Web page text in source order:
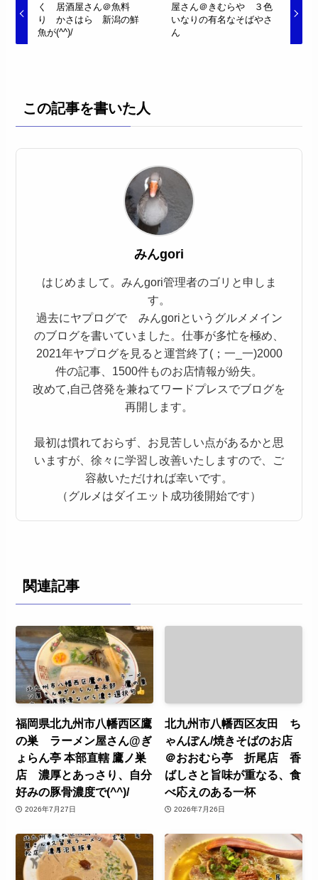
く 居酒屋さん＠魚料
り かさはら 新潟の鮮
魚が(^^)/
屋さん＠きむらや ３色
いなりの有名なそばやさ
ん
この記事を書いた人
みんgori
はじめまして。みんgori管理者のゴリと申しま
す。
過去にヤプログで みんgoriというグルメメイン
のブログを書いていました。仕事が多忙を極め、
2021年ヤプログを見ると運営終了(；一_一)2000
件の記事、1500件ものお店情報が紛失。
改めて,自己啓発を兼ねてワードプレスでブログを
再開します。
最初は慣れておらず、お見苦しい点があるかと思
いますが、徐々に学習し改善いたしますので、ご
容赦いただければ幸いです。
（グルメはダイエット成功後開始です）
関連記事
福岡県北九州市八幡西区鷹
の巣 ラーメン屋さん@ぎ
ょらん亭 本部直轄 鷹ノ巣
店 濃厚とあっさり、自分
好みの豚骨濃度で(^^)/
2026年7月27日
北九州市八幡西区友田 ち
ゃんぽん/焼きそばのお店
＠おおむら亭 折尾店 香
ばしさと旨味が重なる、食
べ応えのある一杯
2026年7月26日